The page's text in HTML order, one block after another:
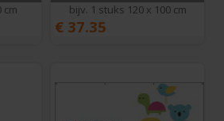
cm bijv. 1 stuks 120 x 100 cm
€ 37.35